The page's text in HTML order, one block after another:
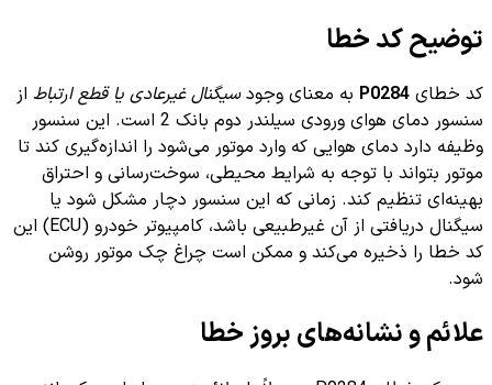
توضیح کد خطا
کد خطای P0284 به معنای وجودسیگنال غیرعادی یا قطع ارتباط از
سنسور دمای هوای ورودی سیلندر دوم بانک 2 است. این سنسور
وظیفه دارد دمای هوایی که وارد موتور می‌شود را اندازه‌گیری کند تا
موتور بتواند با توجه به شرایط محیطی، سوخت‌رسانی و احتراق
بهینه‌ای تنظیم کند. زمانی که این سنسور دچار مشکل شود یا
سیگنال دریافتی از آن غیرطبیعی باشد، کامپیوتر خودرو (ECU) این
کد خطا را ذخیره می‌کند و ممکن است چراغ چک موتور روشن
شود.
علائم و نشانه‌های بروز خطا